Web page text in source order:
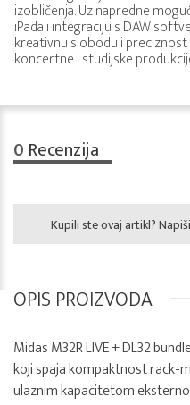
izobličenja. Uz napredne
iPada i integraciju s DAW
kreativnu slobodu i
koncertne i studijske
0 Recenzija
Kupili ste ovaj artikl?
OPIS PROIZVODA
Midas M32R LIVE + DL32
koji spaja kompaktnost rack-
ulaznim kapacitetom